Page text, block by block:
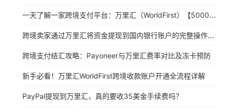
一天了解一家跨境支付平台：万里汇（WorldFirst）【5000字】
跨境卖家通过万里汇将资金提现到国内银行账户的完整操作指南（2000字）
跨境支付结汇攻略：Payoneer与万里汇费率对比及冻卡预防
新手必看！万里汇WorldFirst跨境收款账户开通全流程详解
PayPal提现到万里汇，真的要收35美金手续费吗？